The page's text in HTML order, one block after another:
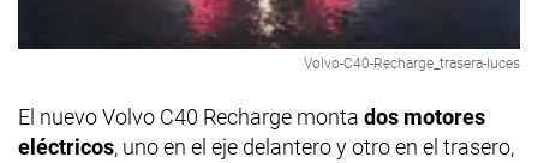
Volvo-C40-Recharge_trasera-luces
El nuevo Volvo C40 Recharge monta dos motores
eléctricos, uno en el eje delantero y otro en el trasero,